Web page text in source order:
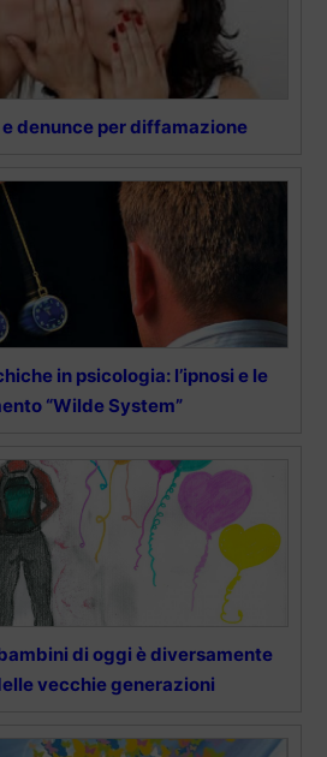
denunce per diffamazione
in psicologia: l’ipnosi e le
“Wilde System”
di oggi è diversamente
vecchie generazioni